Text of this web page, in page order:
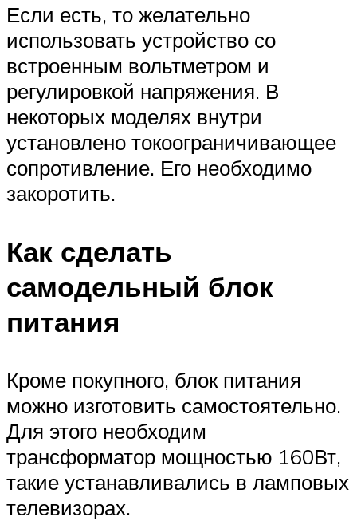
Если есть, то желательно
использовать устройство со
встроенным вольтметром и
регулировкой напряжения. В
некоторых моделях внутри
установлено токоограничивающее
сопротивление. Его необходимо
закоротить.
Как сделать
самодельный блок
питания
Кроме покупного, блок питания
можно изготовить самостоятельно.
Для этого необходим
трансформатор мощностью 160Вт,
такие устанавливались в ламповых
телевизорах.